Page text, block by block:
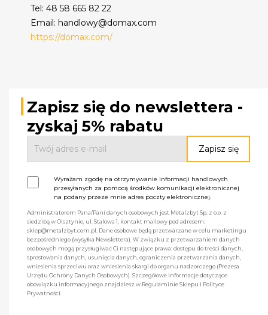
Tel: 48 58 665 82 22
Email: handlowy@domax.com
https://domax.com/
Zapisz się do newslettera -
zyskaj 5% rabatu
Wyrażam zgodę na otrzymywanie informacji handlowych
przesyłanych za pomocą środków komunikacji elektronicznej
na podany przeze mnie adres poczty elektronicznej.
Administratorem Pana/Pani danych osobowych jest Metalzbyt Sp. z o.o. z
siedzibą w Olsztynie, ul. Stalowa 1, kontakt mailowy pod adresem:
sklep@metalzbyt.com.pl. Dane osobowe będą przetwarzane w celu marketingu
bezpośredniego (wysyłka Newslettera). W związku z przetwarzaniem danych
osobowych mogą przysługiwać Ci następujące prawa: dostępu do treści danych,
sprostowania danych, usunięcia danych, ograniczenia przetwarzania danych,
wniesienia sprzeciwu oraz wniesienia skargi do organu nadzorczego (Prezesa
Urzędu Ochrony Danych Osobowych). Szczegółowe informacje dotyczące
obowiązku informacyjnego znajdziesz w Regulaminie Sklepu i Polityce
Prywatności.